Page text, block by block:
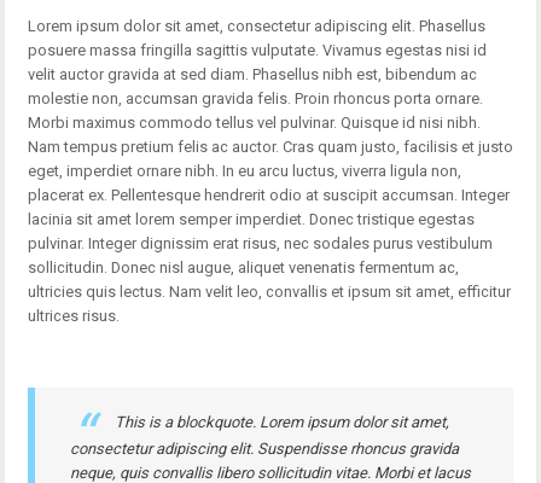
Lorem ipsum dolor sit amet, consectetur adipiscing elit. Phasellus
posuere massa fringilla sagittis vulputate. Vivamus egestas nisi id
velit auctor gravida at sed diam. Phasellus nibh est, bibendum ac
molestie non, accumsan gravida felis. Proin rhoncus porta ornare.
Morbi maximus commodo tellus vel pulvinar. Quisque id nisi nibh.
Nam tempus pretium felis ac auctor. Cras quam justo, facilisis et justo
eget, imperdiet ornare nibh. In eu arcu luctus, viverra ligula non,
placerat ex. Pellentesque hendrerit odio at suscipit accumsan. Integer
lacinia sit amet lorem semper imperdiet. Donec tristique egestas
pulvinar. Integer dignissim erat risus, nec sodales purus vestibulum
sollicitudin. Donec nisl augue, aliquet venenatis fermentum ac,
ultricies quis lectus. Nam velit leo, convallis et ipsum sit amet, efficitur
ultrices risus.
This is a blockquote. Lorem ipsum dolor sit amet,
consectetur adipiscing elit. Suspendisse rhoncus gravida
neque, quis convallis libero sollicitudin vitae. Morbi et lacus